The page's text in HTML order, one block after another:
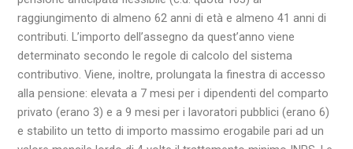
raggiungimento di almeno 62 anni di età e almeno 41 anni di
contributi. L’importo dell’assegno da quest’anno viene
determinato secondo le regole di calcolo del sistema
contributivo. Viene, inoltre, prolungata la finestra di accesso
alla pensione: elevata a 7 mesi per i dipendenti del comparto
privato (erano 3) e a 9 mesi per i lavoratori pubblici (erano 6)
e stabilito un tetto di importo massimo erogabile pari ad un